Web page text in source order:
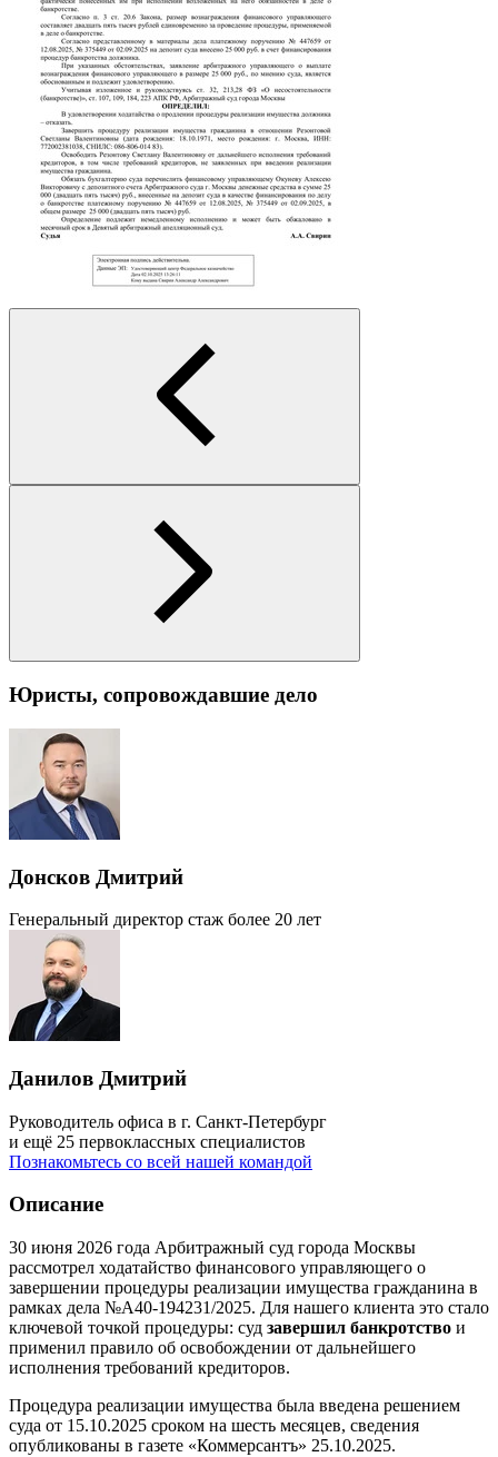
Юристы, сопровождавшие дело
Донсков Дмитрий
Генеральный директор стаж более 20 лет
Данилов Дмитрий
Руководитель офиса в г. Санкт-Петербург
и ещё 25 первоклассных специалистов
Познакомьтесь со всей нашей командой
Описание
30 июня 2026 года Арбитражный суд города Москвы
рассмотрел ходатайство финансового управляющего о
завершении процедуры реализации имущества гражданина в
рамках дела №А40-194231/2025. Для нашего клиента это стало
ключевой точкой процедуры: суд завершил банкротство и
применил правило об освобождении от дальнейшего
исполнения требований кредиторов.
Процедура реализации имущества была введена решением
суда от 15.10.2025 сроком на шесть месяцев, сведения
опубликованы в газете «Коммерсантъ» 25.10.2025.